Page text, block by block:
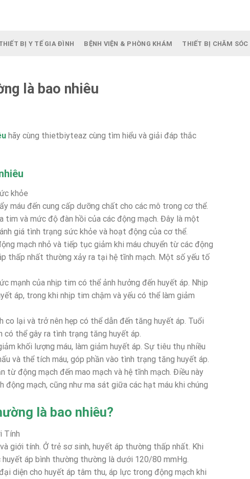
BỊ Y TẾ GIA ĐÌNH BỆNH VIỆN & PHÒNG KHÁM THIẾT BỊ CHĂM SÓC
là bao nhiêu
hãy cùng thietbiyteaz cùng tìm hiểu và giải đáp thắc
khỏe
máu đến cung cấp dưỡng chất cho các mô trong cơ thể.
tim và mức độ đàn hồi của các động mạch. Đây là một
giá tình trạng sức khỏe và hoạt động của cơ thể.
mạch nhỏ và tiếp tục giảm khi máu chuyển từ các động
thấp nhất thường xảy ra tại hệ tĩnh mạch. Một số yếu tố
mạnh của nhịp tim có thể ảnh hưởng đến huyết áp. Nhịp
áp, trong khi nhịp tim chậm và yếu có thể làm giảm
co lại và trở nên hẹp có thể dẫn đến tăng huyết áp. Tuổi
thể gây ra tình trạng tăng huyết áp.
khối lượng máu, làm giảm huyết áp. Sự tiêu thụ nhiều
và thể tích máu, góp phần vào tình trạng tăng huyết áp.
từ động mạch đến mao mạch và hệ tĩnh mạch. Điều này
động mạch, cũng như ma sát giữa các hạt máu khi chúng
là bao nhiêu?
Tính
giới tính. Ở trẻ sơ sinh, huyết áp thường thấp nhất. Khi
áp bình thường thường là dưới 120/80 mmHg.
diện cho huyết áp tâm thu, áp lực trong động mạch khi